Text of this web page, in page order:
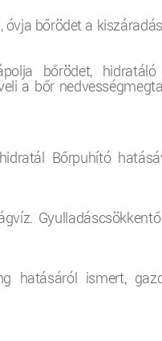
óvja bőrödet a
bőrödet,
a bőr
Bőrpuhító
hatásáról ismert,